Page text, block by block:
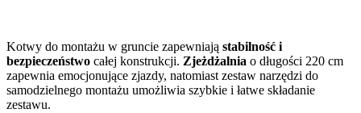
Kotwy do montażu w gruncie zapewniają stabilność i
bezpieczeństwo całej konstrukcji. Zjeżdżalnia o długości 220 cm
zapewnia emocjonujące zjazdy, natomiast zestaw narzędzi do
samodzielnego montażu umożliwia szybkie i łatwe składanie
zestawu.